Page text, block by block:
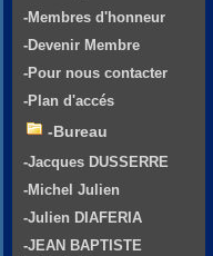
-Membres d'honneur
-Devenir Membre
-Pour nous contacter
-Plan d'accés
-Bureau
-Jacques DUSSERRE
-Michel Julien
-Julien DIAFERIA
-JEAN BAPTISTE